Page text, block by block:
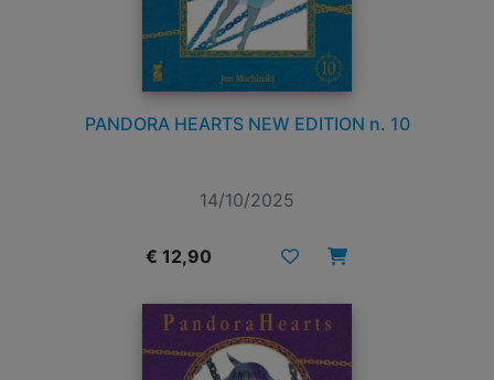
PANDORA HEARTS NEW EDITION n. 10
14/10/2025
€ 12,90